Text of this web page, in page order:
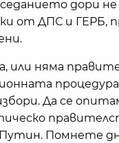
дори
от ДПС и ГЕРБ,
или няма
Да се
Помнете